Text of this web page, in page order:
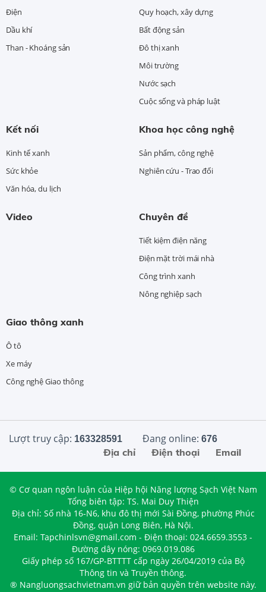
Điện
Dầu khí
Than - Khoáng sản
Quy hoạch, xây dựng
Bất động sản
Đô thị xanh
Môi trường
Nước sạch
Cuộc sống và pháp luật
Kết nối
Kinh tế xanh
Sức khỏe
Văn hóa, du lịch
Khoa học công nghệ
Sản phẩm, công nghệ
Nghiên cứu - Trao đổi
Video Chuyên đề
Tiết kiệm điện năng
Điện mặt trời mái nhà
Công trình xanh
Nông nghiệp sạch
Giao thông xanh
Ô tô
Xe máy
Công nghệ Giao thông
Lượt truy cập: 163328591 Đang online: 676
Email
Điện thoại
Địa chỉ
© Cơ quan ngôn luận của Hiệp hội Năng lượng Sạch Việt Nam
Tổng biên tập: TS. Mai Duy Thiện
Địa chỉ: Số nhà 16-N6, khu đô thị mới Sài Đồng, phường Phúc
Đồng, quận Long Biên, Hà Nội.
Email: Tapchinlsvn@gmail.com - Điện thoại: 024.6659.3553 -
Đường dây nóng: 0969.019.086
Giấy phép số 167/GP-BTTTT cấp ngày 26/04/2019 của Bộ
Thông tin và Truyền thông.
® Nangluongsachvietnam.vn giữ bản quyền trên website này.